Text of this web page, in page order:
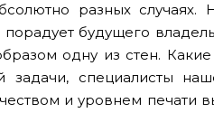
разных
будущего
одну из стен.
специалисты
и уровнем печати